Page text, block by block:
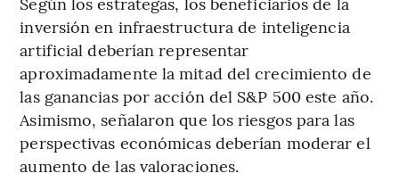
inversión en infraestructura de inteligencia
artificial deberían representar
aproximadamente la mitad del crecimiento de
las ganancias por acción del S&P 500 este año.
Asimismo, señalaron que los riesgos para las
perspectivas económicas deberían moderar el
aumento de las valoraciones.